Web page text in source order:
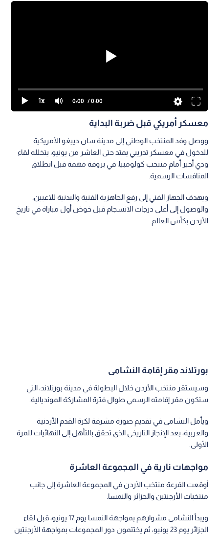
1x 0:00 / 0:00
معسكر أمريكي قبل ضربة البداية
ووصل وفد المنتخب الوطني إلى مدينة سان دييغو الأمريكية
للدخول في معسكر تدريبي يمتد حتى العاشر من يونيو، يتخلله لقاء
ودي أخير أمام منتخب كولومبيا، في بروفة مهمة قبل انطلاق
المنافسات الرسمية.
ويهدف الجهاز الفني إلى رفع الجاهزية الفنية والبدنية للاعبين،
والوصول إلى أعلى درجات الانسجام قبل خوض أول مباراة في تاريخ
الأردن بكأس العالم.
بورتلاند مقر إقامة النشامى
وسيستقر منتخب الأردن خلال البطولة في مدينة بورتلاند، التي
ستكون مقر إقامته الرسمي طوال فترة المشاركة المونديالية.
ويأمل النشامى في تقديم صورة مشرفة لكرة القدم الأردنية
والعربية، بعد الإنجاز التاريخي الذي تحقق بالتأهل إلى النهائيات للمرة
الأولى.
مواجهات نارية في المجموعة العاشرة
أوقعت القرعة منتخب الأردن في المجموعة العاشرة إلى جانب
منتخبات الأرجنتين والجزائر والنمسا.
ويبدأ النشامى مشوارهم بمواجهة النمسا يوم 17 يونيو، قبل لقاء
الجزائر يوم 23 يونيو، ثم يختتمون دور المجموعات بمواجهة الأرجنتين